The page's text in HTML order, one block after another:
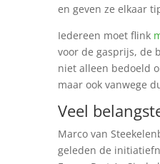
en geven ze elkaar
Iedereen moet flink
voor de gasprijs, de
niet alleen bedoeld
maar ook vanwege
Veel
Marco van
geleden de